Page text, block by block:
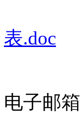
表.doc
电子邮